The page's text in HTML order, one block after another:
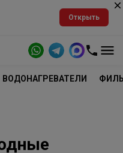
Открыть
ВОДОНАГРЕВАТЕЛИ